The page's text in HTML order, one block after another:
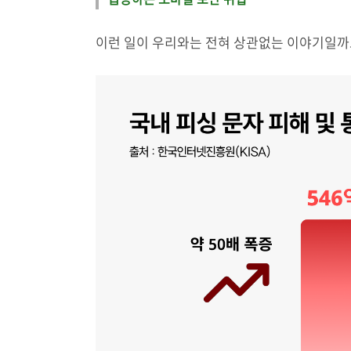
이런 일이 우리와는 전혀 상관없는 이야기일